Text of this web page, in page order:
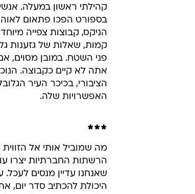
קהילתי ראשון במעלה.
בספורט הפכו פתאום
הניקס, קבוצות צפייה
קמות, שאלות של גזענות
פני השטח. במובן מסוים, אם
אתה לא קיים כקבוצה.
הציבורי, בכיכר העיר
האפשרויות שלה.
***
מה שמוביל אותי אל
הרשתות החברתיות יצרו
שאנחנו עדיין מנסים לעכל.
היכולת להכתיב סדר יום,